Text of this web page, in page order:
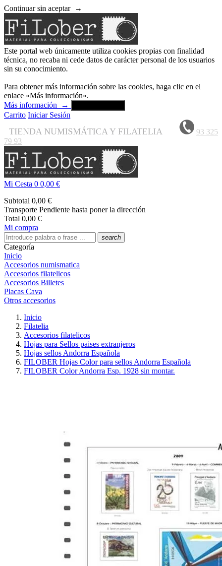
Continuar sin aceptar →
Este portal web únicamente utiliza cookies propias con finalidad
técnica, no recaba ni cede datos de carácter personal de los usuarios
sin su conocimiento.
Para obtener más información sobre las cookies, haga clic en el
enlace «Más información».
Más información
→
Carrito Iniciar Sesión
TIENDA NUMISMÁTICA Y FILATELIA
93 325
79 93
Mi Cesta 0 0,00 €
Subtotal 0,00 €
Transporte Pendiente hasta poner la dirección
Total 0,00 €
Mi compra
search
Categoría
Inicio
Accesorios numismatica
Accesorios filatelicos
Accesorios Billetes
Placas Cava
Otros accesorios
Inicio
Filatelia
Accesorios filatelicos
Hojas para Sellos paises extranjeros
Hojas sellos Andorra Española
FILOBER Hojas Color para sellos Andorra Española
FILOBER Color Andorra Esp. 1928 sin montar.